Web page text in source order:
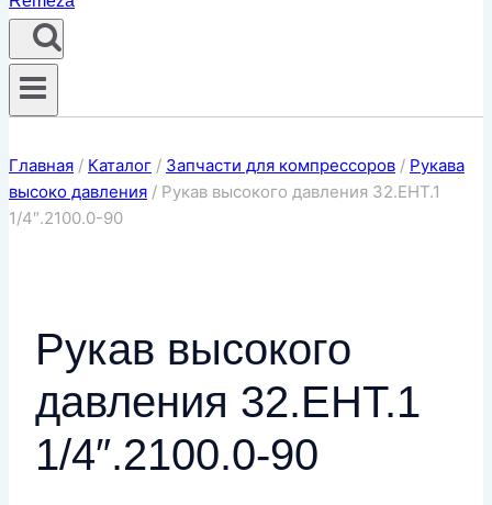
Главная / Каталог / Запчасти для компрессоров / Рукава
высоко давления / Рукав высокого давления 32.ЕНТ.1
1/4″.2100.0-90
Рукав высокого
давления 32.ЕНТ.1
1/4″.2100.0-90